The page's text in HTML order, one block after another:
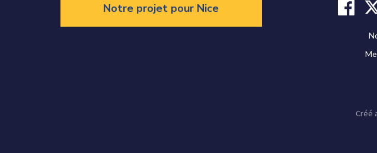
Notre projet pour Nice
Créé